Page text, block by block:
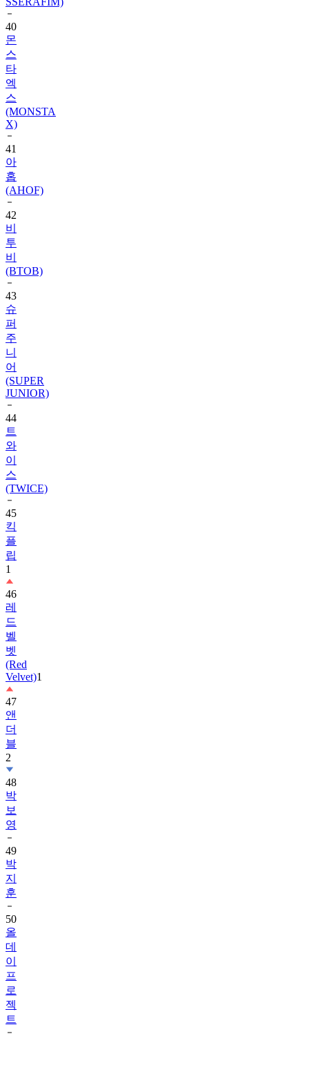
40
몬
스
타
엑
스
(MONSTA
X)
41
아
홉
(AHOF)
42
비
투
비
(BTOB)
43
슈
퍼
주
니
어
(SUPER
JUNIOR)
44
트
와
이
스
(TWICE)
45
킥
플
립
1
46
레
드
벨
벳
(Red
Velvet)1
47
앤
더
블
2
48
박
보
영
49
박
지
훈
50
올
데
이
프
로
젝
트